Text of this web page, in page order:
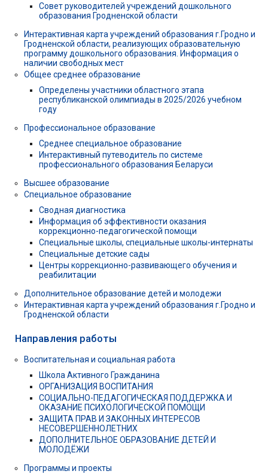
Совет руководителей учреждений дошкольного
образования Гродненской области
Интерактивная карта учреждений образования г.Гродно и
Гродненской области, реализующих образовательную
программу дошкольного образования. Информация о
наличии свободных мест
Общее среднее образование
Определены участники областного этапа
республиканской олимпиады в 2025/2026 учебном
году
Профессиональное образование
Среднее специальное образование
Интерактивный путеводитель по системе
профессионального образования Беларуси
Высшее образование
Специальное образование
Сводная диагностика
Информация об эффективности оказания
коррекционно-педагогической помощи
Специальные школы, специальные школы-интернаты
Специальные детские сады
Центры коррекционно-развивающего обучения и
реабилитации
Дополнительное образование детей и молодежи
Интерактивная карта учреждений образования г.Гродно и
Гродненской области
Направления работы
Воспитательная и социальная работа
Школа Активного Гражданина
ОРГАНИЗАЦИЯ ВОСПИТАНИЯ
СОЦИАЛЬНО-ПЕДАГОГИЧЕСКАЯ ПОДДЕРЖКА И
ОКАЗАНИЕ ПСИХОЛОГИЧЕСКОЙ ПОМОЩИ
ЗАЩИТА ПРАВ И ЗАКОННЫХ ИНТЕРЕСОВ
НЕСОВЕРШЕННОЛЕТНИХ
ДОПОЛНИТЕЛЬНОЕ ОБРАЗОВАНИЕ ДЕТЕЙ И
МОЛОДЁЖИ
Программы и проекты